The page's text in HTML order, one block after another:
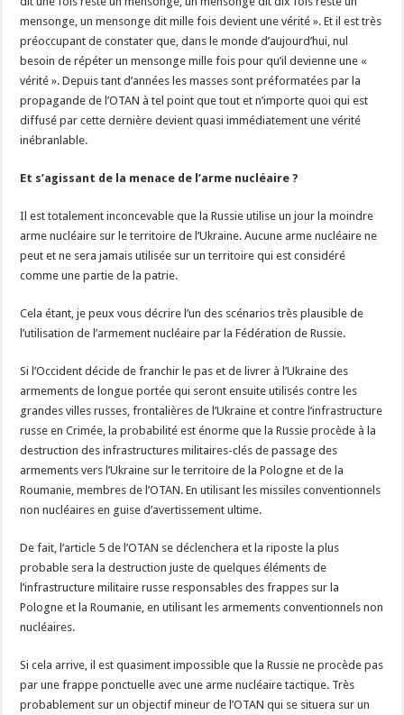
mensonge, un mensonge dit mille fois devient une vérité ». Et il est très
préoccupant de constater que, dans le monde d’aujourd’hui, nul
besoin de répéter un mensonge mille fois pour qu’il devienne une «
vérité ». Depuis tant d’années les masses sont préformatées par la
propagande de l’OTAN à tel point que tout et n’importe quoi qui est
diffusé par cette dernière devient quasi immédiatement une vérité
inébranlable.
Et s’agissant de la menace de l’arme nucléaire ?
Il est totalement inconcevable que la Russie utilise un jour la moindre
arme nucléaire sur le territoire de l’Ukraine. Aucune arme nucléaire ne
peut et ne sera jamais utilisée sur un territoire qui est considéré
comme une partie de la patrie.
Cela étant, je peux vous décrire l’un des scénarios très plausible de
l’utilisation de l’armement nucléaire par la Fédération de Russie.
Si l’Occident décide de franchir le pas et de livrer à l’Ukraine des
armements de longue portée qui seront ensuite utilisés contre les
grandes villes russes, frontalières de l’Ukraine et contre l’infrastructure
russe en Crimée, la probabilité est énorme que la Russie procède à la
destruction des infrastructures militaires-clés de passage des
armements vers l’Ukraine sur le territoire de la Pologne et de la
Roumanie, membres de l’OTAN. En utilisant les missiles conventionnels
non nucléaires en guise d’avertissement ultime.
De fait, l’article 5 de l’OTAN se déclenchera et la riposte la plus
probable sera la destruction juste de quelques éléments de
l’infrastructure militaire russe responsables des frappes sur la
Pologne et la Roumanie, en utilisant les armements conventionnels non
nucléaires.
Si cela arrive, il est quasiment impossible que la Russie ne procède pas
par une frappe ponctuelle avec une arme nucléaire tactique. Très
probablement sur un objectif mineur de l’OTAN qui se situera sur un